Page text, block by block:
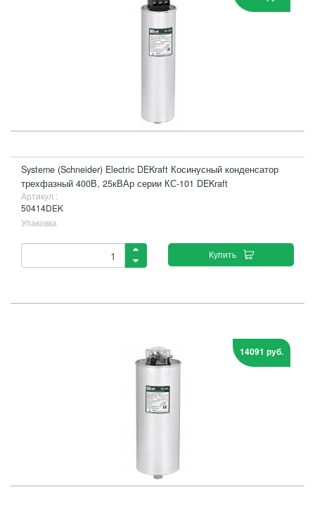
Systeme (Schneider) Electric DEKraft Косинусный конденсатор
трехфазный 400В, 25кВАр серии КС-101 DEKraft
Артикул :
50414DEK
Упаковка
Купить
14091 руб.